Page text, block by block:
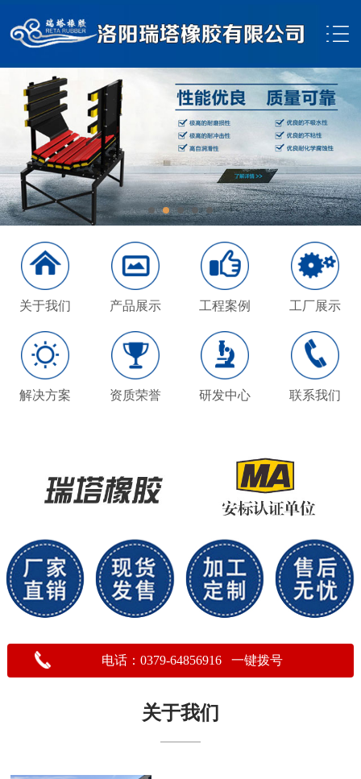
关于我们 产品展示 工程案例 工厂展示
解决方案 资质荣誉 研发中心 联系我们
电话：0379-64856916 一键拨号
关于我们